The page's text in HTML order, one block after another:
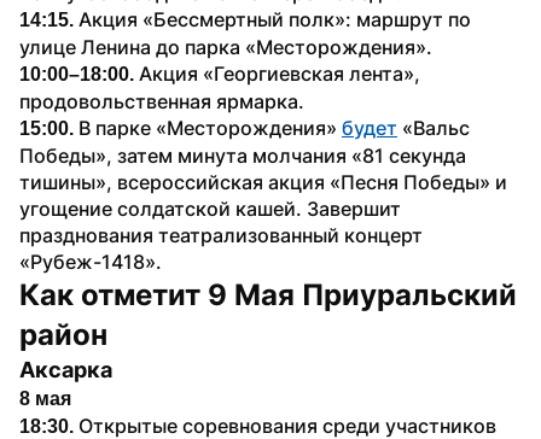
14:15. Акция «Бессмертный полк»: маршрут по
улице Ленина до парка «Месторождения».
10:00–18:00. Акция «Георгиевская лента»,
продовольственная ярмарка.
15:00. В парке «Месторождения» будет «Вальс
Победы», затем минута молчания «81 секунда
тишины», всероссийская акция «Песня Победы» и
угощение солдатской кашей. Завершит
празднования театрализованный концерт
«Рубеж-1418».
Как отметит 9 Мая Приуральский
район
Аксарка
8 мая
18:30. Открытые соревнования среди участников